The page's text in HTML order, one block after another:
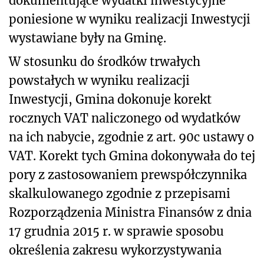
poniesione w wyniku realizacji Inwestycji
wystawiane były na Gminę.
W stosunku do środków trwałych
powstałych w wyniku realizacji
Inwestycji, Gmina dokonuje korekt
rocznych VAT naliczonego od wydatków
na ich nabycie, zgodnie z art. 90c ustawy o
VAT. Korekt tych Gmina dokonywała do tej
pory z zastosowaniem prewspółczynnika
skalkulowanego zgodnie z przepisami
Rozporządzenia Ministra Finansów z dnia
17 grudnia 2015 r. w sprawie sposobu
określenia zakresu wykorzystywania